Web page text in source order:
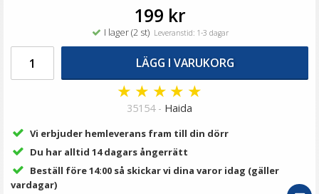
LÄGG I VARUKORG
Step Up Ring 72-77mm - Gör filtergängan större
199 kr
I lager (2 st) Leveranstid: 1-3 dagar
LÄGG I VARUKORG
★ ★ ★ ★ ★
35154 - Haida
Vi erbjuder hemleverans fram till din dörr
Du har alltid 14 dagars ångerrätt
Beställ före 14:00 så skickar vi dina varor idag (gäller
vardagar)